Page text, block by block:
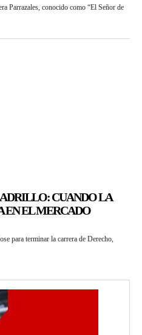
Parrazales, conocido como “El Señor de
CUANDO LA
EN EL MERCADO
para terminar la carrera de Derecho,